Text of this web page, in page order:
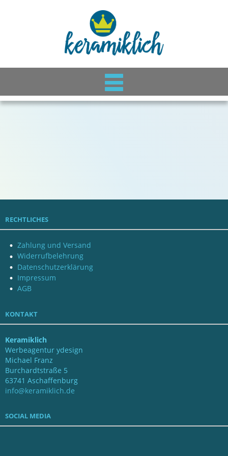
RECHTLICHES
Zahlung und Versand
Widerrufbelehrung
Datenschutzerklärung
Impressum
AGB
KONTAKT
Keramiklich
Werbeagentur ydesign
Michael Franz
Burchardtstraße 5
63741 Aschaffenburg
info@keramiklich.de
SOCIAL MEDIA